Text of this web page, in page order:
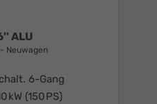
ALU
Neuwagen
6-Gang
kW (150 PS)